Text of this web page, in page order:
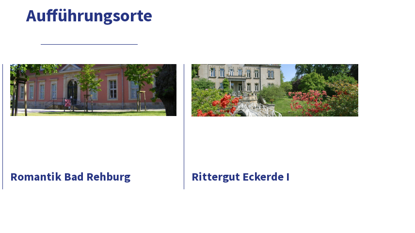
Aufführungsorte
Romantik Bad Rehburg Rittergut Eckerde I